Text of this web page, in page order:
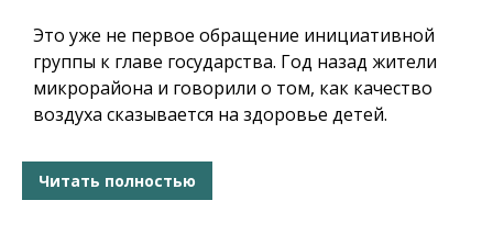
Это уже не первое обращение инициативной
группы к главе государства. Год назад жители
микрорайона и говорили о том, как качество
воздуха сказывается на здоровье детей.
Читать полностью